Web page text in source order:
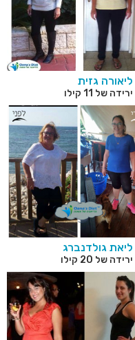
ליאורה גזית
ירידה של 11 קילו
ליאת גולדנברג
ירידה של 20 קילו